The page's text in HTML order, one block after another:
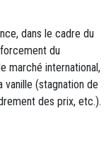
dans le cadre du
du
marché international,
(stagnation de
des prix, etc.).